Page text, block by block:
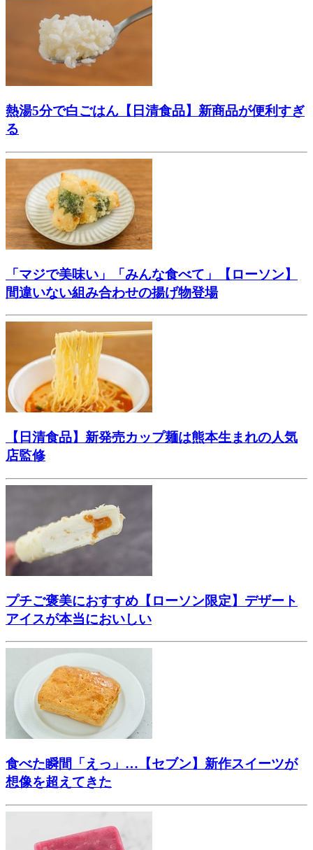
熱湯5分で白ごはん【日清食品】新商品が便利すぎ
る
「マジで美味い」「みんな食べて」【ローソン】
間違いない組み合わせの揚げ物登場
【日清食品】新発売カップ麺は熊本生まれの人気
店監修
プチご褒美におすすめ【ローソン限定】デザート
アイスが本当においしい
食べた瞬間「えっ」…【セブン】新作スイーツが
想像を超えてきた